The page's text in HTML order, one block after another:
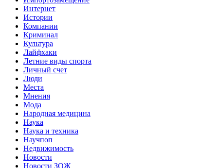
Интернет
Истории
Компании
Криминал
Культура
Лайфхаки
Летние виды спорта
Личный счет
Люди
Места
Мнения
Мода
Народная медицина
Наука
Наука и техника
Научпоп
Недвижимость
Новости
Новости ЗОЖ